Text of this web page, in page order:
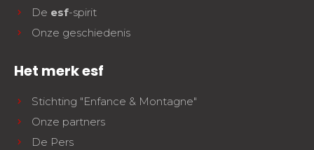
De esf-spirit
Onze geschiedenis
Het merk esf
Stichting "Enfance & Montagne"
Onze partners
De Pers